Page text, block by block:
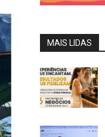
MAIS LIDAS